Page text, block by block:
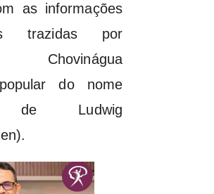
as informações
trazidas por
Chovinágua
do nome
de Ludwig